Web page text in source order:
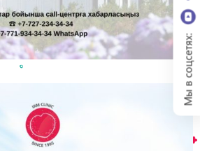
Мы в соцсетях: